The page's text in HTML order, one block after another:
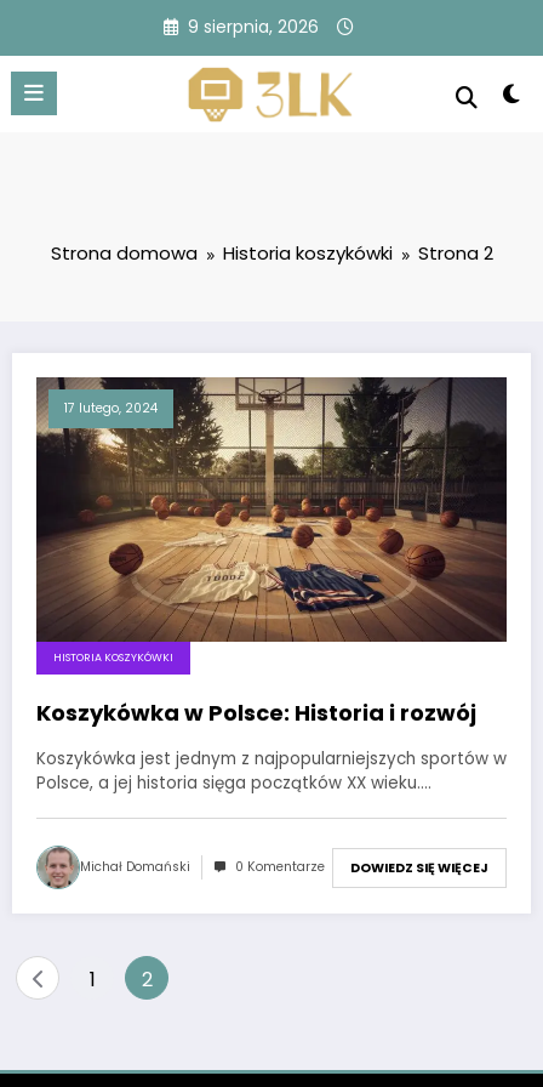
treści
9 sierpnia, 2026
Strona domowa Historia koszykówki Strona 2
17 lutego, 2024
HISTORIA KOSZYKÓWKI
Koszykówka w Polsce: Historia i rozwój
Koszykówka jest jednym z najpopularniejszych sportów w
Polsce, a jej historia sięga początków XX wieku.…
Michał Domański 0 Komentarze DOWIEDZ SIĘ WIĘCEJ
Stronicowanie
1 2